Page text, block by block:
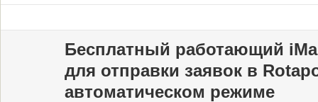
Бесплатный работающий
для отправки заявок в
автоматическом режиме